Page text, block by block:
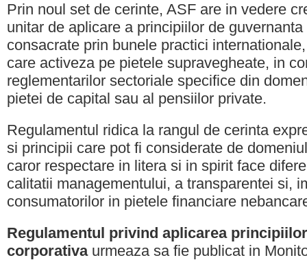
Prin noul set de cerinte, ASF are in vedere
unitar de aplicare a principiilor de
consacrate prin bunele practici
care activeza pe pietele supravegheate, in
reglementarilor sectoriale specifice din
pietei de capital sau al pensiilor private.
Regulamentul ridica la rangul de cerinta
si principii care pot fi considerate de
caror respectare in litera si in spirit face
calitatii managementului, a transparentei si,
consumatorilor in pietele financiare
Regulamentul privind aplicarea
corporativa urmeaza sa fie publicat in